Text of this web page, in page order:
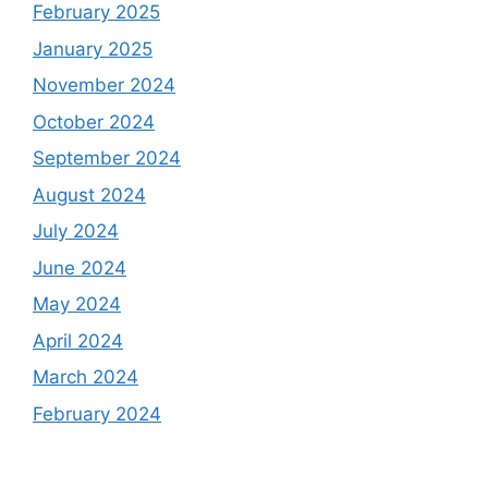
February 2025
January 2025
November 2024
October 2024
September 2024
August 2024
July 2024
June 2024
May 2024
April 2024
March 2024
February 2024